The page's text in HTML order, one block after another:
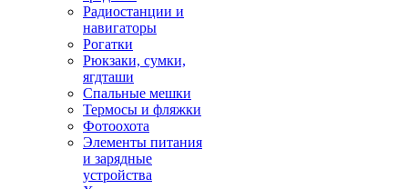
Радиостанции и
навигаторы
Рогатки
Рюкзаки, сумки,
ягдташи
Спальные мешки
Термосы и фляжки
Фотоохота
Элементы питания
и зарядные
устройства